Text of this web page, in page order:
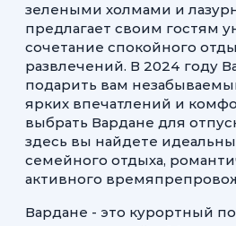
зелеными холмами и
предлагает своим гостям
сочетание спокойного
развлечений. В 2024 году
подарить вам
ярких впечатлений и
выбрать Вардане для
здесь вы найдете
семейного отдыха,
активного
Вардане - это курортный